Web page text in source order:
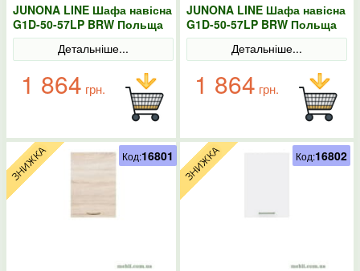
JUNONA LINE Шафа навісна
G1D-50-57LP BRW Польща
Сонома
Детальніше...
1 864 грн.
JUNONA LINE Шафа навісна
G1D-50-57LP BRW Польща
колір-білий
Детальніше...
1 864 грн.
Код:16801 Код:16802